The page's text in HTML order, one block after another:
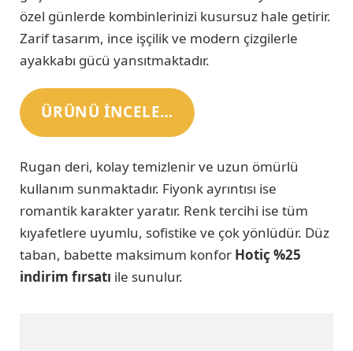
özel günlerde kombinlerinizi kusursuz hale getirir.
Zarif tasarım, ince işçilik ve modern çizgilerle
ayakkabı gücü yansıtmaktadır.
ÜRÜNÜ INCELE…
Rugan deri, kolay temizlenir ve uzun ömürlü
kullanım sunmaktadır. Fiyonk ayrıntısı ise
romantik karakter yaratır. Renk tercihi ise tüm
kıyafetlere uyumlu, sofistike ve çok yönlüdür. Düz
taban, babette maksimum konfor Hotiç %25
indirim fırsatı ile sunulur.